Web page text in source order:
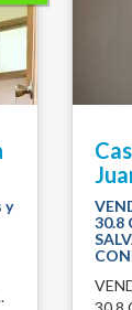
y
30.8